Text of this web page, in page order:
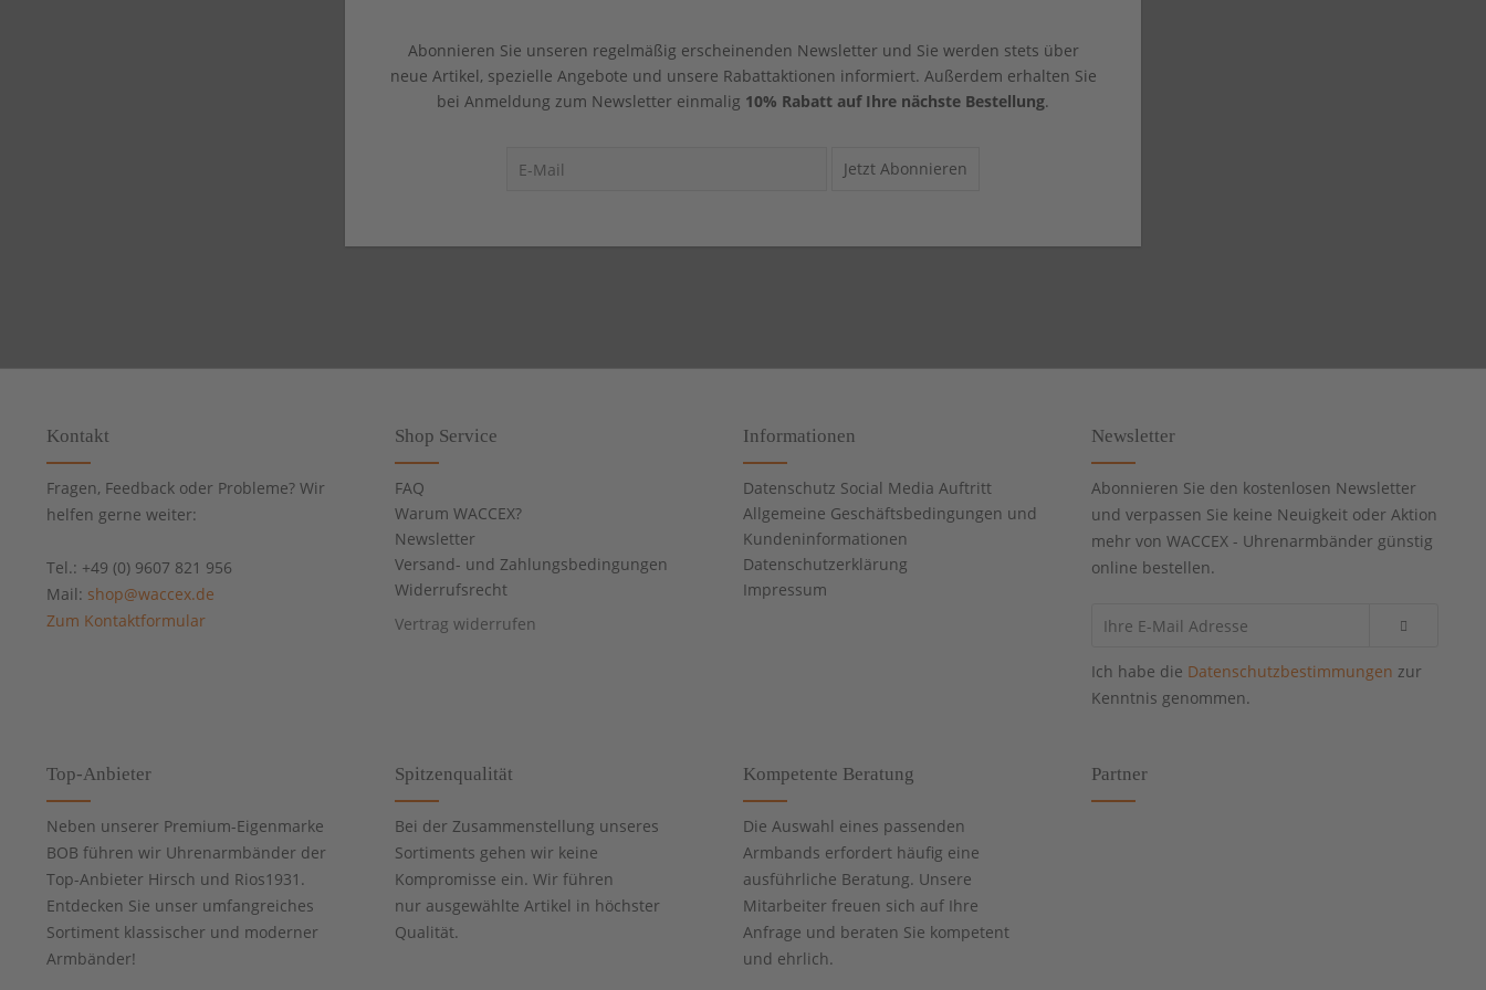
Abonnieren Sie unseren regelmäßig erscheinenden Newsletter und Sie werden stets über
neue Artikel, spezielle Angebote und unsere Rabattaktionen informiert. Außerdem erhalten Sie
bei Anmeldung zum Newsletter einmalig 10% Rabatt auf Ihre nächste Bestellung.
Jetzt Abonnieren
Kontakt
Fragen, Feedback oder Probleme? Wir
helfen gerne weiter:
Tel.: +49 (0) 9607 821 956
Mail: shop@waccex.de
Zum Kontaktformular
Shop Service
FAQ
Warum WACCEX?
Newsletter
Versand- und Zahlungsbedingungen
Widerrufsrecht
Vertrag widerrufen
Informationen
Datenschutz Social Media Auftritt
Allgemeine Geschäftsbedingungen und
Kundeninformationen
Datenschutzerklärung
Impressum
Newsletter
Abonnieren Sie den kostenlosen Newsletter
und verpassen Sie keine Neuigkeit oder Aktion
mehr von WACCEX - Uhrenarmbänder günstig
online bestellen.
Ich habe die Datenschutzbestimmungen zur
Kenntnis genommen.
Top-Anbieter
Neben unserer Premium-Eigenmarke
BOB führen wir Uhrenarmbänder der
Top-Anbieter Hirsch und Rios1931.
Entdecken Sie unser umfangreiches
Sortiment klassischer und moderner
Armbänder!
Spitzenqualität
Bei der Zusammenstellung unseres
Sortiments gehen wir keine
Kompromisse ein. Wir führen
nur ausgewählte Artikel in höchster
Qualität.
Kompetente Beratung
Die Auswahl eines passenden
Armbands erfordert häufig eine
ausführliche Beratung. Unsere
Mitarbeiter freuen sich auf Ihre
Anfrage und beraten Sie kompetent
und ehrlich.
Partner